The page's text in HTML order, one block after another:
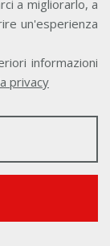
a migliorarlo, a
un'esperienza
informazioni
privacy